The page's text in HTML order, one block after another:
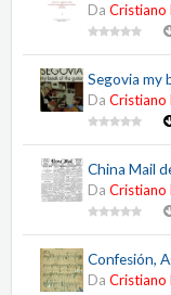
Da Cristiano
Segovia my
Da Cristiano
China Mail
Da Cristiano
Confesión,
Da Cristiano